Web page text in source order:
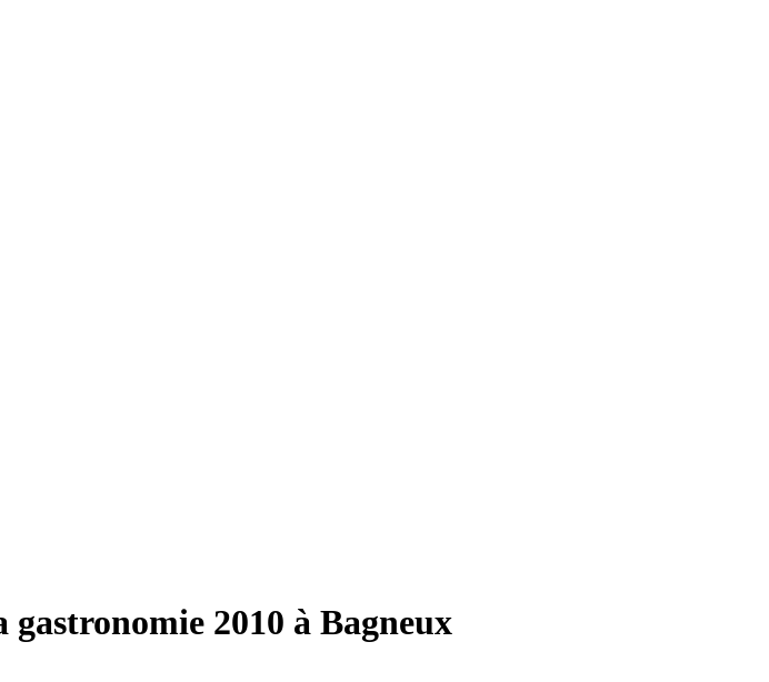
gastronomie 2010 à Bagneux